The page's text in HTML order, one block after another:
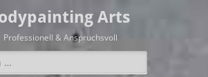
Arts
Professionell & Anspruchsvoll